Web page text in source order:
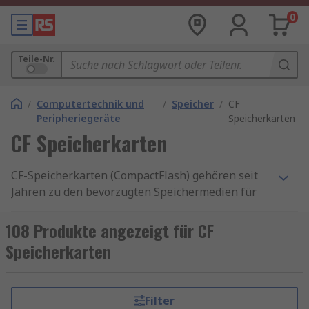
0
Teile-Nr.
/ Computertechnik und
Peripheriegeräte
/ Speicher / CF
Speicherkarten
CF Speicherkarten
CF-Speicherkarten (CompactFlash) gehören seit
Jahren zu den bevorzugten Speichermedien für
Industrieanwender. Ihre robuste Bauweise, hohe
Schreibgeschwindigkeit und große
Speicherkapazität machen sie zur idealen Wahl
der Suche nach einer zuverlässigen
108 Produkte angezeigt für CF
Speicherkarten
Filter